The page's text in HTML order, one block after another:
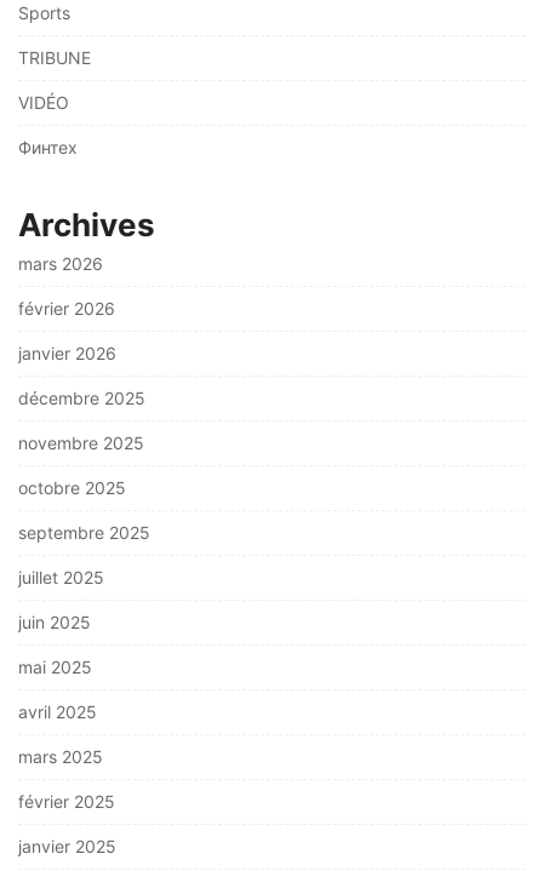
Sports
TRIBUNE
VIDÉO
Финтех
Archives
mars 2026
février 2026
janvier 2026
décembre 2025
novembre 2025
octobre 2025
septembre 2025
juillet 2025
juin 2025
mai 2025
avril 2025
mars 2025
février 2025
janvier 2025